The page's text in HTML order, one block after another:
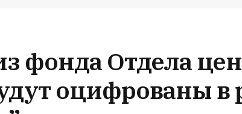
фонда Отдела
оцифрованы в